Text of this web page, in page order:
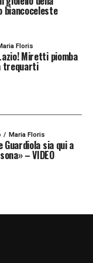
una delle
oggi non è
ma anche
che si
continuare
percorso
e
NEWS
biancoceleste
Floris
Miretti piomba
trequarti
Maria Floris
sia qui a
– VIDEO